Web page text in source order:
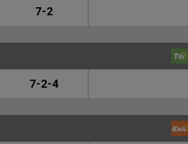
7-2
7-2-4